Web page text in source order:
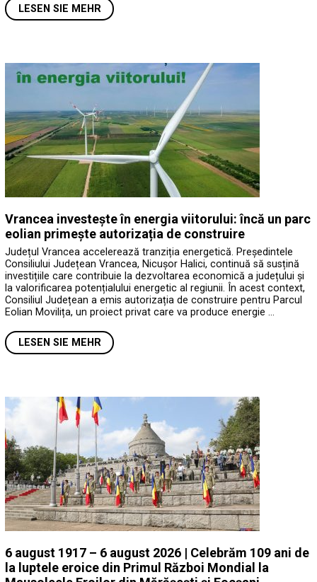
LESEN SIE MEHR
Vrancea investește în energia viitorului: încă un parc
eolian primește autorizația de construire
Județul Vrancea accelerează tranziția energetică. Președintele
Consiliului Județean Vrancea, Nicușor Halici, continuă să susțină
investițiile care contribuie la dezvoltarea economică a județului și
la valorificarea potențialului energetic al regiunii. În acest context,
Consiliul Județean a emis autorizația de construire pentru Parcul
Eolian Movilița, un proiect privat care va produce energie …
LESEN SIE MEHR
6 august 1917 – 6 august 2026 | Celebrăm 109 ani de
la luptele eroice din Primul Război Mondial la